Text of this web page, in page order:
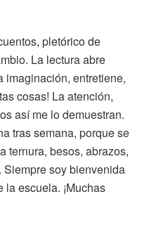
pletórico de
La lectura abre
imaginación, entretiene,
cosas! La atención,
así me lo demuestran.
tras semana, porque se
ternura, besos, abrazos,
soy bienvenida
escuela. ¡Muchas